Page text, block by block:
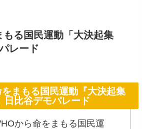
もる国民運動「大決起集
レード
まもる国民運動『大決起集
日比谷デモパレード
から命をまもる国民運